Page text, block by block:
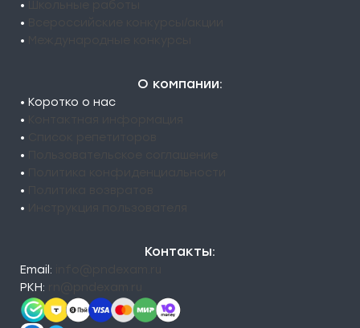
•
•
•
О компании:
• Коротко о нас
•
•
•
•
•
•
Контакты:
Email:
РКН: